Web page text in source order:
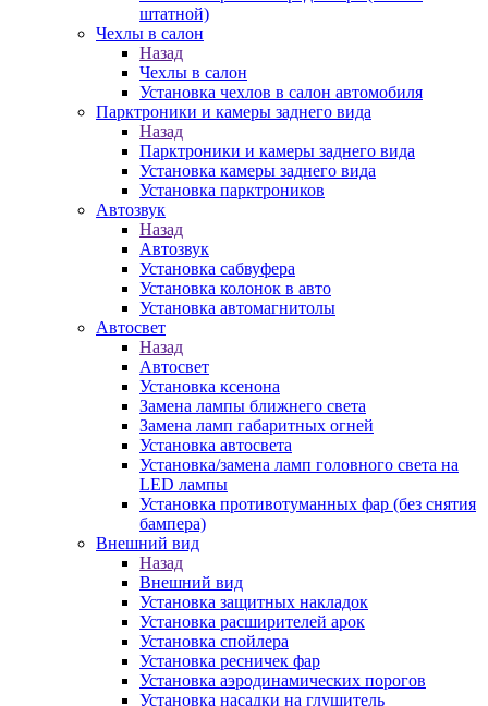
штатной)
Чехлы в салон
Назад
Чехлы в салон
Установка чехлов в салон автомобиля
Парктроники и камеры заднего вида
Назад
Парктроники и камеры заднего вида
Установка камеры заднего вида
Установка парктроников
Автозвук
Назад
Автозвук
Установка сабвуфера
Установка колонок в авто
Установка автомагнитолы
Автосвет
Назад
Автосвет
Установка ксенона
Замена лампы ближнего света
Замена ламп габаритных огней
Установка автосвета
Установка/замена ламп головного света на
LED лампы
Установка противотуманных фар (без снятия
бампера)
Внешний вид
Назад
Внешний вид
Установка защитных накладок
Установка расширителей арок
Установка спойлера
Установка ресничек фар
Установка аэродинамических порогов
Установка насадки на глушитель